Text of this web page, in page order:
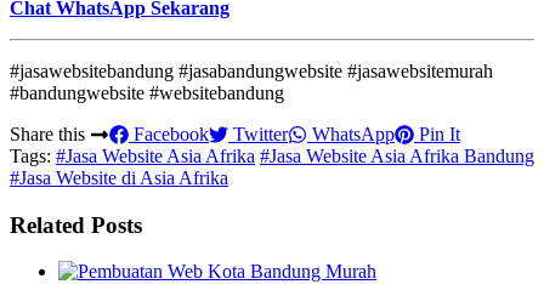
Chat WhatsApp Sekarang
#jasawebsitebandung #jasabandungwebsite #jasawebsitemurah
#bandungwebsite #websitebandung
Share this
Facebook Twitter WhatsApp
Pin It
Tags: #Jasa Website Asia Afrika #Jasa Website Asia Afrika Bandung
#Jasa Website di Asia Afrika
Related Posts